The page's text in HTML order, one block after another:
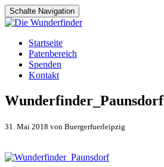
Schalte Navigation
Zum
Inhalt
springen
Startseite
Patenbereich
Spenden
Kontakt
Wunderfinder_Paunsdorf
31. Mai 2018 von Buergerfuerleipzig